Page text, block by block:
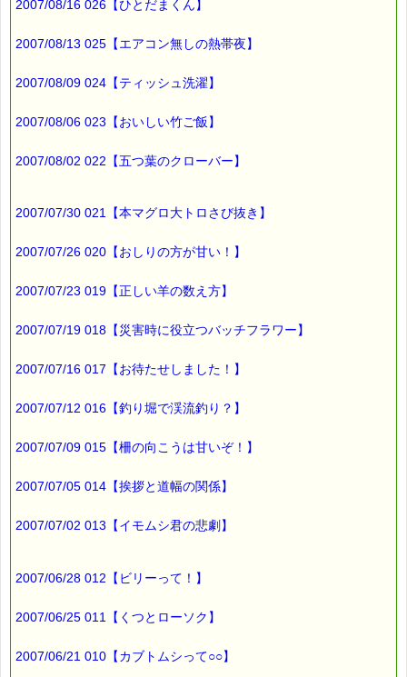
■本日のオススメ情報
▼パニックになった時の精神的ショック状態を解きほぐしてく
https://pass-thyme.com/special/s026_01.asp
▼心配性の方に最適、不安な心を冷静に落ち着かせてくれます
https://pass-thyme.com/shopping/1oshi.asp
■ｅパスタイム通信編集長 ルコ＠千葉るみこ 編集後記
風邪予防、整腸作用、美肌作用、
たくさんの効能がありますね。
皮を剥いたときに付いている
これが、体にいいもので、
なるべく多く付いたまま
でも、
最後まで読んでいただきありがとうございます。
お客様からのご投稿もお待ちしています。
2007/08/16 026【ひとだまくん】
2007/08/13 025【エアコン無しの熱帯夜】
2007/08/09 024【ティッシュ洗濯】
2007/08/06 023【おいしい竹ご飯】
2007/08/02 022【五つ葉のクローバー】
2007/07/30 021【本マグロ大トロさび抜き】
2007/07/26 020【おしりの方が甘い！】
2007/07/23 019【正しい羊の数え方】
2007/07/19 018【災害時に役立つバッチフラワー】
2007/07/16 017【お待たせしました！】
2007/07/12 016【釣り堀で渓流釣り？】
2007/07/09 015【柵の向こうは甘いぞ！】
2007/07/05 014【挨拶と道幅の関係】
2007/07/02 013【イモムシ君の悲劇】
2007/06/28 012【ビリーって！】
2007/06/25 011【くつとローソク】
2007/06/21 010【カブトムシって○○】